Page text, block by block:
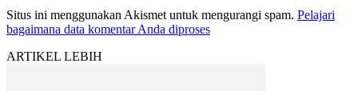
Situs ini menggunakan Akismet untuk mengurangi spam. Pelajari
bagaimana data komentar Anda diproses
ARTIKEL LEBIH